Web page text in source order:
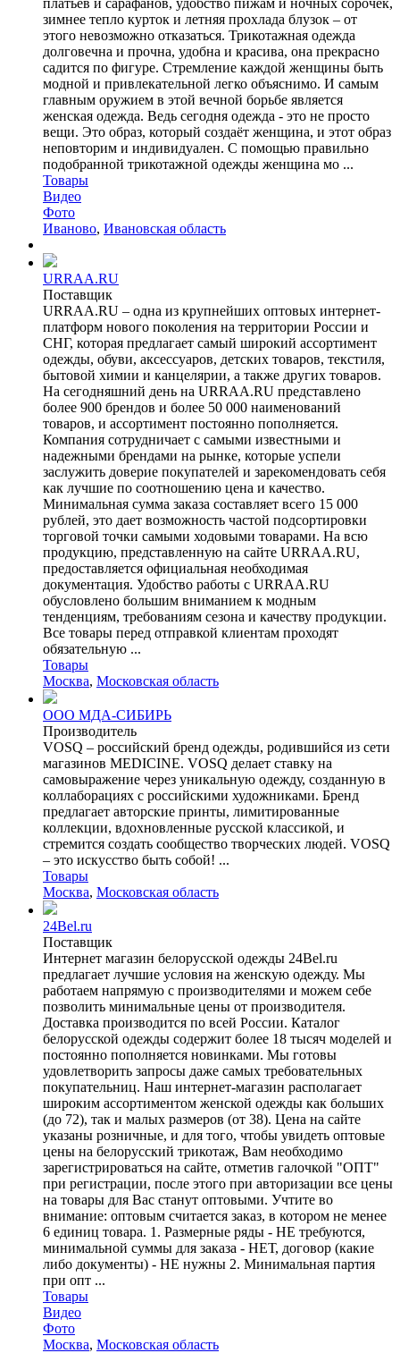
зимнее тепло курток и летняя прохлада блузок – от
этого невозможно отказаться. Трикотажная одежда
долговечна и прочна, удобна и красива, она прекрасно
садится по фигуре. Стремление каждой женщины быть
модной и привлекательной легко объяснимо. И самым
главным оружием в этой вечной борьбе является
женская одежда. Ведь сегодня одежда - это не просто
вещи. Это образ, который создаёт женщина, и этот образ
неповторим и индивидуален. С помощью правильно
подобранной трикотажной одежды женщина мо ...
Товары
Видео
Фото
Иваново, Ивановская область
URRAA.RU
Поставщик
URRAA.RU – одна из крупнейших оптовых интернет-
платформ нового поколения на территории России и
СНГ, которая предлагает самый широкий ассортимент
одежды, обуви, аксессуаров, детских товаров, текстиля,
бытовой химии и канцелярии, а также других товаров.
На сегодняшний день на URRAA.RU представлено
более 900 брендов и более 50 000 наименований
товаров, и ассортимент постоянно пополняется.
Компания сотрудничает с самыми известными и
надежными брендами на рынке, которые успели
заслужить доверие покупателей и зарекомендовать себя
как лучшие по соотношению цена и качество.
Минимальная сумма заказа составляет всего 15 000
рублей, это дает возможность частой подсортировки
торговой точки самыми ходовыми товарами. На всю
продукцию, представленную на сайте URRAA.RU,
предоставляется официальная необходимая
документация. Удобство работы с URRAA.RU
обусловлено большим вниманием к модным
тенденциям, требованиям сезона и качеству продукции.
Все товары перед отправкой клиентам проходят
обязательную ...
Товары
Москва, Московская область
ООО МДА-СИБИРЬ
Производитель
VOSQ – российский бренд одежды, родившийся из сети
магазинов MEDICINE. VOSQ делает ставку на
самовыражение через уникальную одежду, созданную в
коллаборациях с российскими художниками. Бренд
предлагает авторские принты, лимитированные
коллекции, вдохновленные русской классикой, и
стремится создать сообщество творческих людей. VOSQ
– это искусство быть собой! ...
Товары
Москва, Московская область
24Bel.ru
Поставщик
Интернет магазин белорусской одежды 24Bel.ru
предлагает лучшие условия на женскую одежду. Мы
работаем напрямую с производителями и можем себе
позволить минимальные цены от производителя.
Доставка производится по всей России. Каталог
белорусской одежды содержит более 18 тысяч моделей и
постоянно пополняется новинками. Мы готовы
удовлетворить запросы даже самых требовательных
покупательниц. Наш интернет-магазин располагает
широким ассортиментом женской одежды как больших
(до 72), так и малых размеров (от 38). Цена на сайте
указаны розничные, и для того, чтобы увидеть оптовые
цены на белорусский трикотаж, Вам необходимо
зарегистрироваться на сайте, отметив галочкой "ОПТ"
при регистрации, после этого при авторизации все цены
на товары для Вас станут оптовыми. Учтите во
внимание: оптовым считается заказ, в котором не менее
6 единиц товара. 1. Размерные ряды - НЕ требуются,
минимальной суммы для заказа - НЕТ, договор (какие
либо документы) - НЕ нужны 2. Минимальная партия
при опт ...
Товары
Видео
Фото
Москва, Московская область